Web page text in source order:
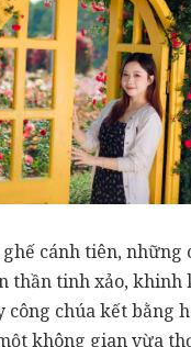
cánh tiên, những
thần tinh xảo, khinh
công chúa kết bằng
không gian vừa